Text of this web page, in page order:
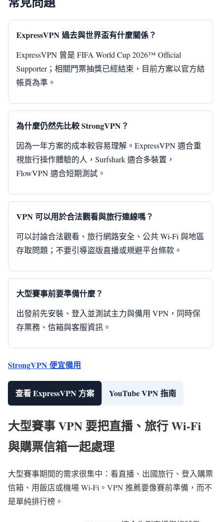
ExpressVPN 過去與世界盃有什麼關係？
ExpressVPN 曾是 FIFA World Cup 2026™ Official
Supporter；相關門票抽獎已經結束，目前方案以官方結
帳頁為準。
為什麼仍然先比較 StrongVPN？
因為一年方案的成本較容易理解。ExpressVPN 適合重
視旅行操作體驗的人，Surfshark 適合多裝置，
FlowVPN 適合短期測試。
VPN 可以用於合法觀看與旅行連線嗎？
可以討論合法觀看、旅行網路安全、公共 Wi-Fi 與地區
存取問題；不要引導盜版直播或規避平台條款。
大型賽事前要準備什麼？
出發前先安裝、登入並測試主力與備用 VPN，同時保
存票務、信箱與客服資訊。
StrongVPN 便宜備用
查看 ExpressVPN 方案 YouTube VPN 指南
大型賽事 VPN 要把直播、旅行 Wi-Fi
與購票信箱一起處理
大型賽事期間的需求很集中：看直播、出國旅行、登入購票
信箱、用飯店或機場 Wi-Fi。VPN 推薦要像賽前準備，而不
是單純排行榜。